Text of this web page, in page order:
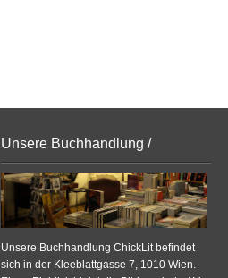
Unsere Buchhandlung /
Bildergalerie
Unsere Buchhandlung ChickLit befindet
sich in der Kleeblattgasse 7, 1010 Wien.